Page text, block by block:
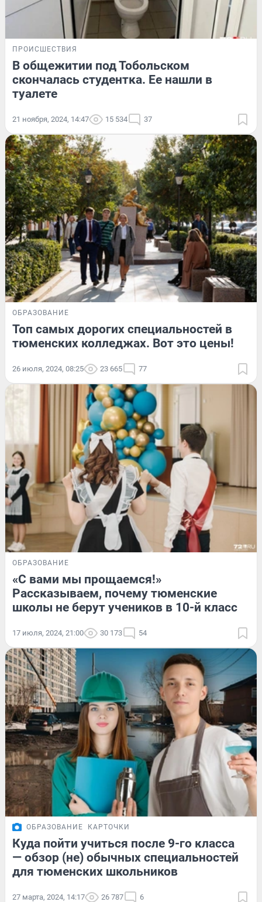
ПРОИСШЕСТВИЯ
В общежитии под Тобольском
скончалась студентка. Ее нашли в
туалете
21 ноября, 2024, 14:47 15 534 37
ОБРАЗОВАНИЕ
Топ самых дорогих специальностей в
тюменских колледжах. Вот это цены!
26 июля, 2024, 08:25 23 665 77
ОБРАЗОВАНИЕ
«С вами мы прощаемся!»
Рассказываем, почему тюменские
школы не берут учеников в 10-й класс
17 июля, 2024, 21:00 30 173 54
ОБРАЗОВАНИЕ КАРТОЧКИ
Куда пойти учиться после 9-го класса
— обзор (не) обычных специальностей
для тюменских школьников
27 марта, 2024, 14:17 26 787 6